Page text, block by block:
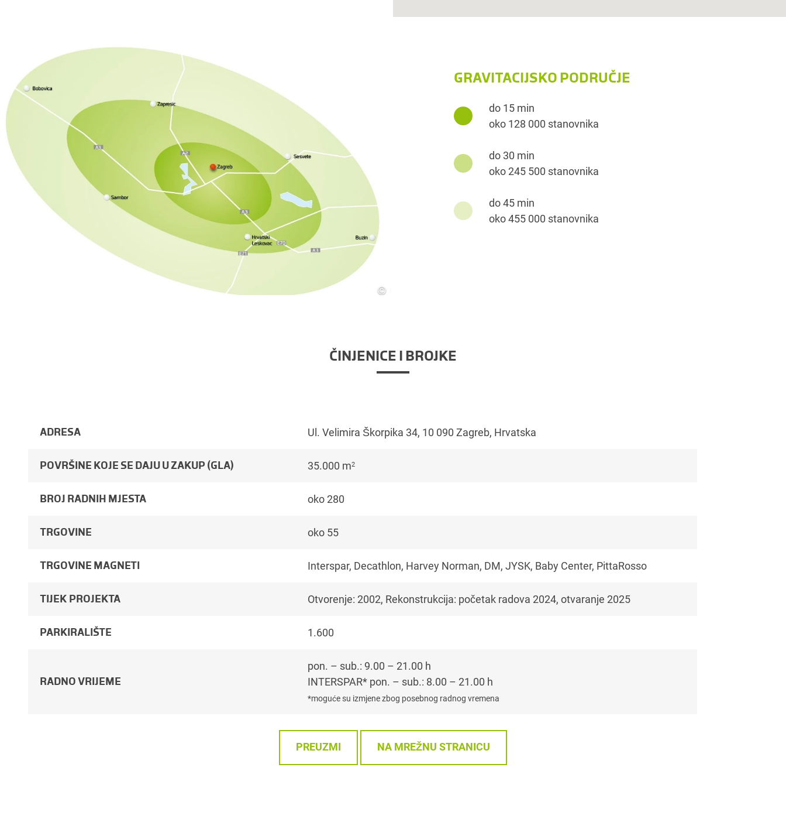
©
GRAVITACIJSKO PODRUČJE
do 15 min
oko 128 000 stanovnika
do 30 min
oko 245 500 stanovnika
do 45 min
oko 455 000 stanovnika
ČINJENICE I BROJKE
ADRESA Ul. Velimira Škorpika 34, 10 090 Zagreb, Hrvatska
POVRŠINE KOJE SE DAJU U ZAKUP (GLA) 35.000 m2
BROJ RADNIH MJESTA oko 280
TRGOVINE oko 55
TRGOVINE MAGNETI Interspar, Decathlon, Harvey Norman, DM, JYSK, Baby Center, PittaRosso
TIJEK PROJEKTA Otvorenje: 2002, Rekonstrukcija: početak radova 2024, otvaranje 2025
PARKIRALIŠTE 1.600
RADNO VRIJEME
pon. – sub.: 9.00 – 21.00 h
INTERSPAR* pon. – sub.: 8.00 – 21.00 h
*moguće su izmjene zbog posebnog radnog vremena
PREUZMI NA MREŽNU STRANICU